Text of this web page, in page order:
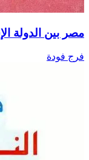
مصر بين الدولة
فرج فودة